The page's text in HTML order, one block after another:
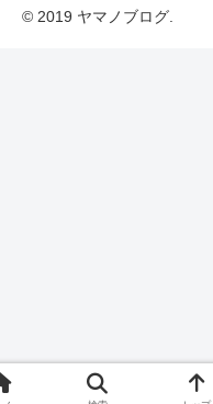
© 2019 ヤマノブログ.